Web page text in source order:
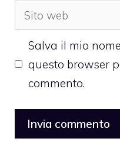
Sito
web
Salva il mio
questo browser
commento.